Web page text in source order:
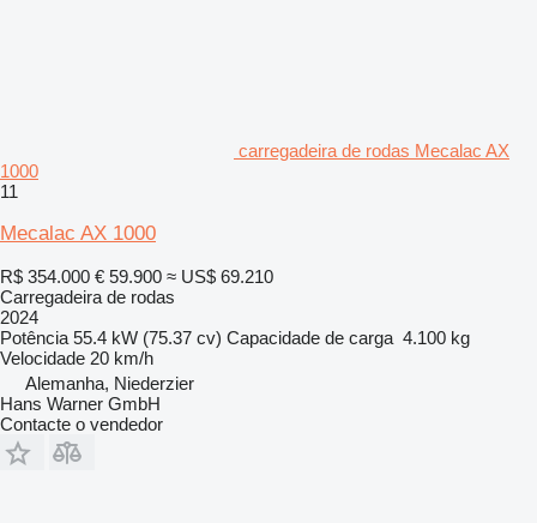
carregadeira de rodas Mecalac AX
1000
11
Mecalac AX 1000
R$ 354.000 € 59.900 ≈ US$ 69.210
Carregadeira de rodas
2024
Potência 55.4 kW (75.37 cv) Capacidade de carga 4.100 kg
Velocidade 20 km/h
Alemanha, Niederzier
Hans Warner GmbH
Contacte o vendedor